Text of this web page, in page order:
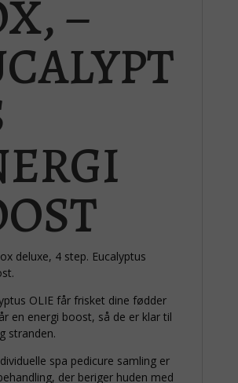
–
deluxe, 4 step. Eucalyptus
OLIE får frisket dine fødder
en energi boost, så de er klar til
stranden.
spa pedicure samling er
der beriger huden med